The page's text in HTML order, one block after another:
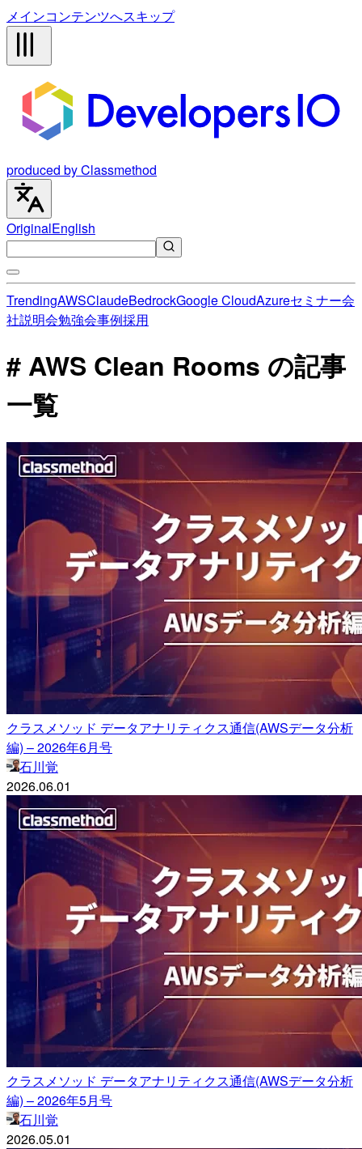
メインコンテンツへスキップ
produced by Classmethod
OriginalEnglish
TrendingAWSClaudeBedrockGoogle CloudAzureセミナー会
社説明会勉強会事例採用
# AWS Clean Rooms の記事
一覧
クラスメソッド データアナリティクス通信(AWSデータ分析
編) – 2026年6月号
石川覚
2026.06.01
クラスメソッド データアナリティクス通信(AWSデータ分析
編) – 2026年5月号
石川覚
2026.05.01